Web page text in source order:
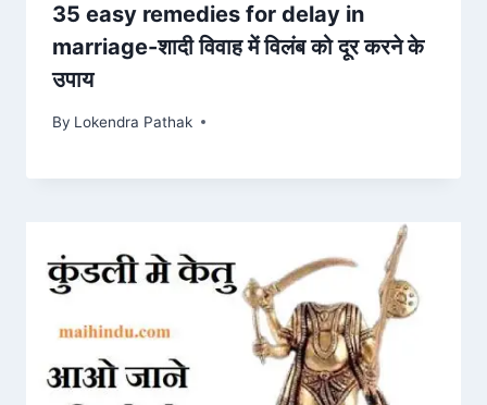
35 easy remedies for delay in
marriage-शादी विवाह में विलंब को दूर करने के
उपाय
By Lokendra Pathak